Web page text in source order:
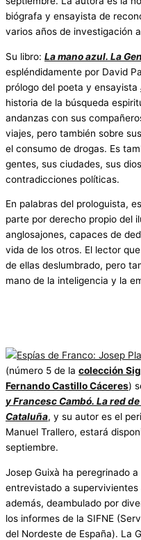
biógrafa y ensayista de
varios años de investigación
Su libro: La mano azul. La
espléndidamente por David
prólogo del poeta y ensayista
historia de la búsqueda
andanzas con sus
viajes, pero también sobre
el consumo de drogas. Es
gentes, sus ciudades, sus
contradicciones políticas.
En palabras del prologuista,
parte por derecho propio del
anglosajones, capaces de
vida de los otros. El lector
de ellas deslumbrado, pero
mano de la inteligencia y la
(número 5 de la colección
Fernando Castillo Cáceres)
y Francesc Cambó. La red
Cataluña, y su autor es el
Manuel Trallero, estará
septiembre.
Josep Guixà ha peregrinado
entrevistado a
además, deambulado por
los informes de la SIFNE
del Nordeste de España). La